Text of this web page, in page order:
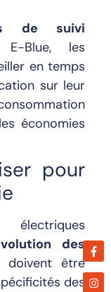
de suivi
Blue, les
en temps
sur leur
économies
pour
électriques
des
doivent être
des